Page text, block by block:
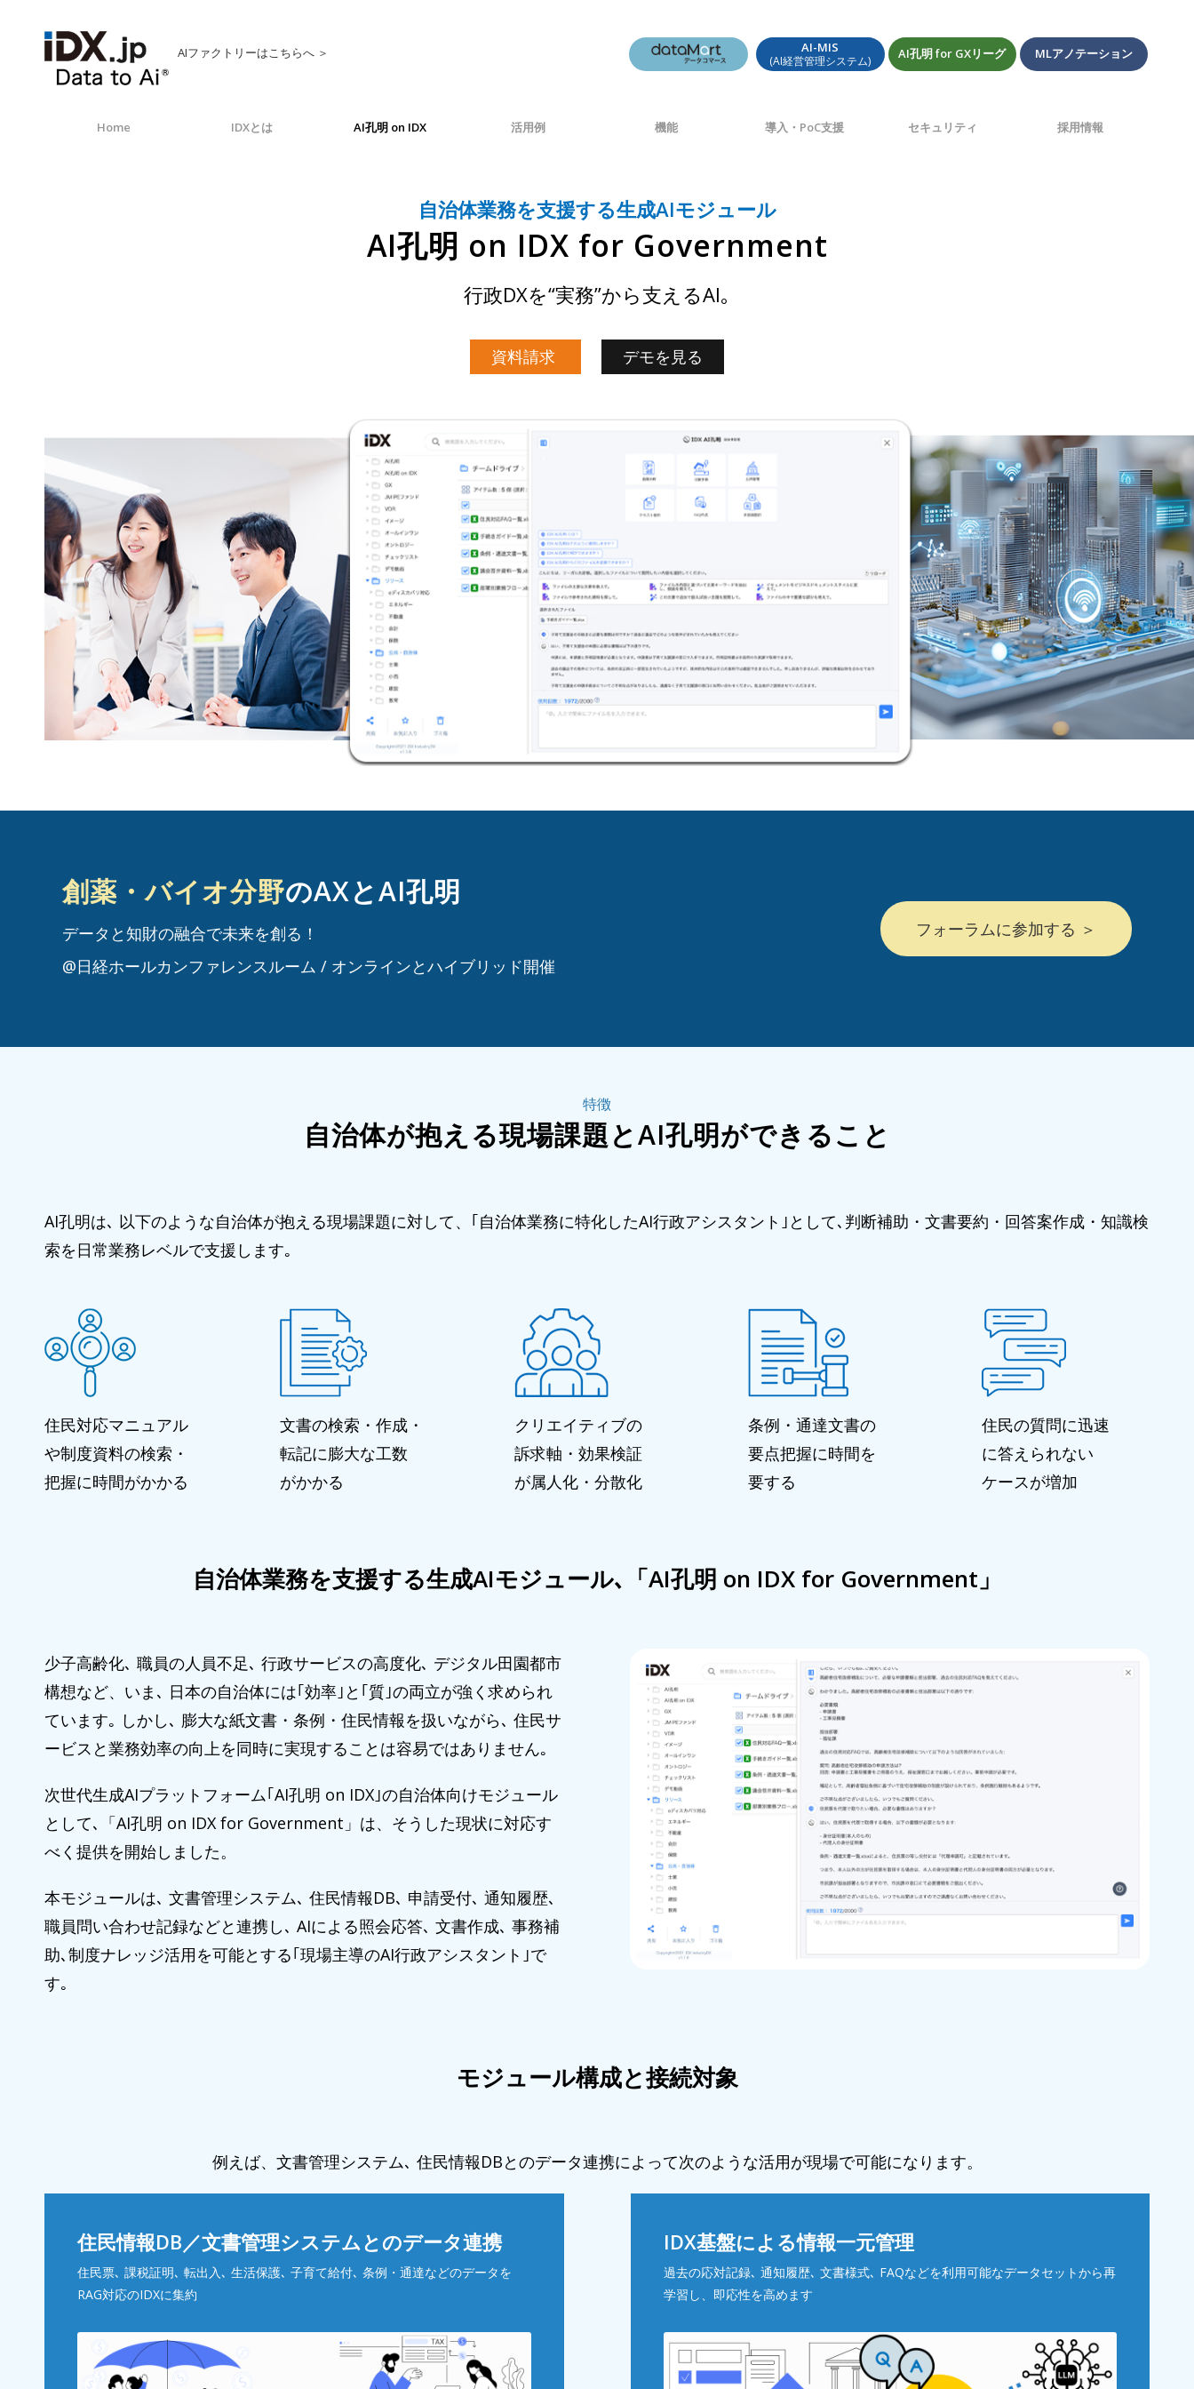
AIファクトリーはこちらへ ＞ AI-MIS
(AI経営管理システム) AI孔明 for GXリーグ MLアノテーション
Home IDXとは AI孔明 on IDX 活用例 機能 導入・PoC支援 セキュリティ 採用情報
自治体業務を支援する生成AIモジュール
AI孔明 on IDX for Government
行政DXを“実務”から支えるAI｡
資料請求 デモを見る
創薬・バイオ分野のAXとAI孔明
データと知財の融合で未来を創る！
@日経ホールカンファレンスルーム / オンラインとハイブリッド開催
フォーラムに参加する ＞
特徴
自治体が抱える現場課題とAI孔明ができること
AI孔明は､ 以下のような自治体が抱える現場課題に対して、｢自治体業務に特化したAI行政アシスタント｣として､判断補助・文書要約・回答案作成・知識検
索を日常業務レベルで支援します｡
住民対応マニュアル
や制度資料の検索・
把握に時間がかかる
文書の検索・作成・
転記に膨大な工数
がかかる
クリエイティブの
訴求軸・効果検証
が属人化・分散化
条例・通達文書の
要点把握に時間を
要する
住民の質問に迅速
に答えられない
ケースが増加
自治体業務を支援する生成AIモジュール､「AI孔明 on IDX for Government」
少子高齢化､ 職員の人員不足､ 行政サービスの高度化､ デジタル田園都市
構想など、いま､ 日本の自治体には｢効率｣と｢質｣の両立が強く求められ
ています｡ しかし､ 膨大な紙文書・条例・住民情報を扱いながら､ 住民サ
ービスと業務効率の向上を同時に実現することは容易ではありません｡
次世代生成AIプラットフォーム｢AI孔明 on IDX｣の自治体向けモジュール
として､「AI孔明 on IDX for Government」は、そうした現状に対応す
べく提供を開始しました。
本モジュールは､ 文書管理システム､ 住民情報DB､ 申請受付､ 通知履歴､
職員問い合わせ記録などと連携し､ AIによる照会応答､ 文書作成､ 事務補
助､制度ナレッジ活用を可能とする｢現場主導のAI行政アシスタント｣で
す｡
モジュール構成と接続対象
例えば、文書管理システム､ 住民情報DBとのデータ連携によって次のような活用が現場で可能になります。
住民情報DB／文書管理システムとのデータ連携
住民票､ 課税証明､ 転出入､ 生活保護､ 子育て給付､ 条例・通達などのデータを
RAG対応のIDXに集約
IDX基盤による情報一元管理
過去の応対記録､ 通知履歴､ 文書様式､ FAQなどを利用可能なデータセットから再
学習し、即応性を高めます